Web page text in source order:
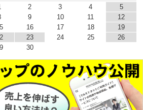
2 3 4
5
9 10 11
12
16 17 18
19
23 24 25
26
30